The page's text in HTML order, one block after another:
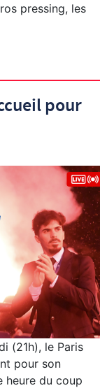
pressing, les
pour
(21h), le Paris
pour son
heure du coup